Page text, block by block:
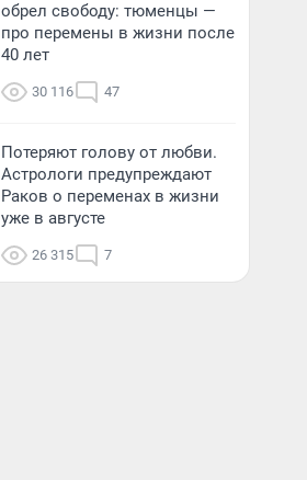
обрел свободу: тюменцы —
про перемены в жизни после
40 лет
30 116 47
Потеряют голову от любви.
Астрологи предупреждают
Раков о переменах в жизни
уже в августе
26 315 7